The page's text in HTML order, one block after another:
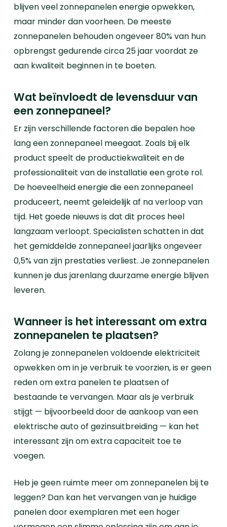
blijven veel zonnepanelen energie opwekken,
maar minder dan voorheen. De meeste
zonnepanelen behouden ongeveer 80% van hun
opbrengst gedurende circa 25 jaar voordat ze
aan kwaliteit beginnen in te boeten.
Wat beïnvloedt de levensduur van
een zonnepaneel?
Er zijn verschillende factoren die bepalen hoe
lang een zonnepaneel meegaat. Zoals bij elk
product speelt de productiekwaliteit en de
professionaliteit van de installatie een grote rol.
De hoeveelheid energie die een zonnepaneel
produceert, neemt geleidelijk af na verloop van
tijd. Het goede nieuws is dat dit proces heel
langzaam verloopt. Specialisten schatten in dat
het gemiddelde zonnepaneel jaarlijks ongeveer
0,5% van zijn prestaties verliest. Je zonnepanelen
kunnen je dus jarenlang duurzame energie blijven
leveren.
Wanneer is het interessant om extra
zonnepanelen te plaatsen?
Zolang je zonnepanelen voldoende elektriciteit
opwekken om in je verbruik te voorzien, is er geen
reden om extra panelen te plaatsen of
bestaande te vervangen. Maar als je verbruik
stijgt — bijvoorbeeld door de aankoop van een
elektrische auto of gezinsuitbreiding — kan het
interessant zijn om extra capaciteit toe te
voegen.
Heb je geen ruimte meer om zonnepanelen bij te
leggen? Dan kan het vervangen van je huidige
panelen door exemplaren met een hoger